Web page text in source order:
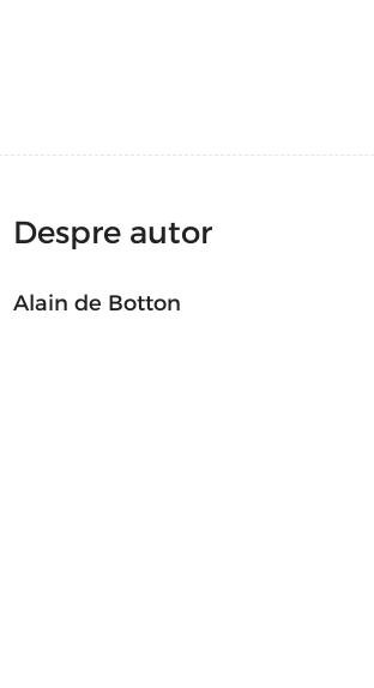
Despre autor
Alain de Botton